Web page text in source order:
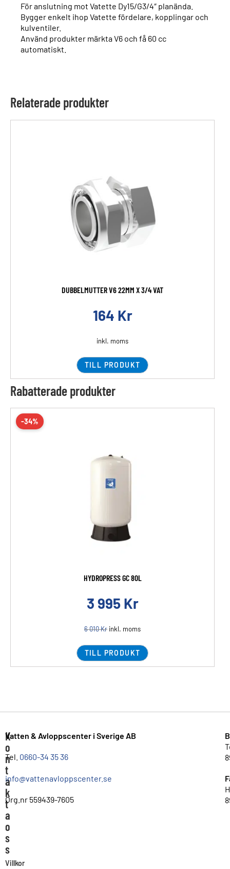
För anslutning mot Vatette Dy15/G3/4″ planända.
Bygger enkelt ihop Vatette fördelare, kopplingar och
kulventiler.
Använd produkter märkta V6 och få 60 cc
automatiskt.
Relaterade produkter
DUBBELMUTTER V6 22MM X 3/4 VAT
164 Kr
inkl. moms
TILL PRODUKT
Rabatterade produkter
-34%
HYDROPRESS GC 80L
3 995 Kr
6 010Kr inkl. moms
TILL PRODUKT
K
o
n
t
a
k
t
a
o
s
s
Vatten & Avloppscenter i Sverige AB
Tel. 0660-34 35 36
info@vattenavloppscenter.se
Org.nr 559439-7605
Villkor